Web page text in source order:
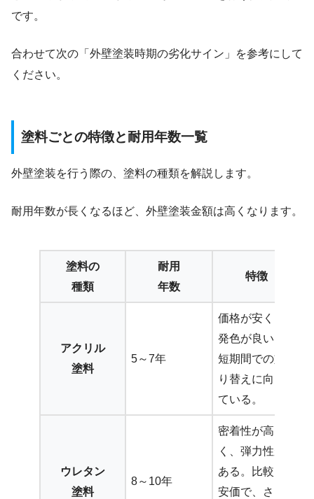
です。
合わせて次の「外壁塗装時期の劣化サイン」を参考にして
ください。
塗料ごとの特徴と耐用年数一覧
外壁塗装を行う際の、塗料の種類を解説します。
耐用年数が長くなるほど、外壁塗装金額は高くなります。
塗料の
種類
耐用
年数
特徴
アクリル
塗料
5～7年
価格が安く、
発色が良い。
短期間での塗
り替えに向い
ている。
ウレタン
塗料
8～10年
密着性が高
く、弾力性が
ある。比較的
安価で、さま